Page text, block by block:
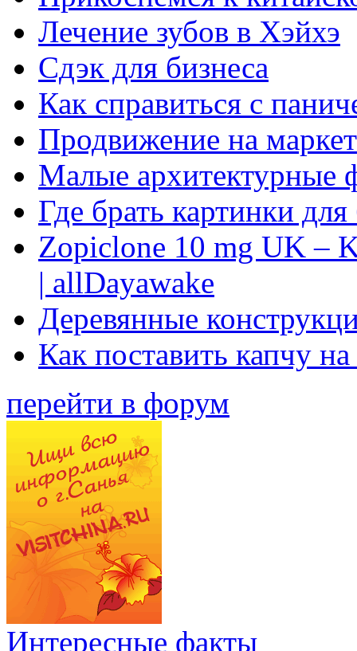
Лечение зубов в Хэйхэ
Сдэк для бизнеса
Как справиться с
Продвижение на
Малые архитектурные
Где брать картинки
Zopiclone 10 mg UK –
| allDayawake
Деревянные
Как поставить капчу
перейти в форум
Интересные факты